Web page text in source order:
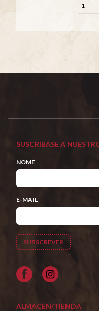
SUSCRÍBASE A
NOME
E-MAIL
Facebook
ALMACÉN/TIENDA